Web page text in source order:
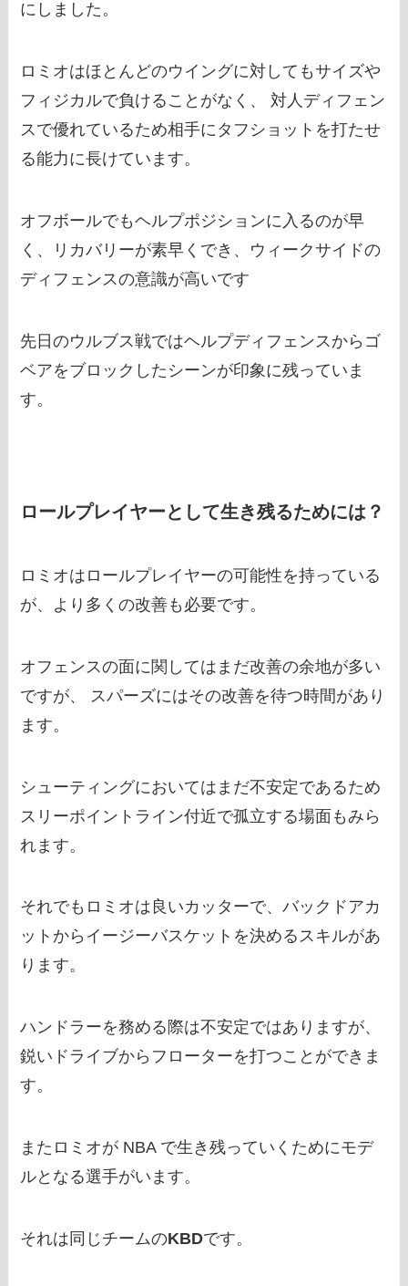
にしました。
ロミオはほとんどのウイングに対してもサイズや
フィジカルで負けることがなく、 対人ディフェン
スで優れているため相手にタフショットを打たせ
る能力に長けています。
オフボールでもヘルプポジションに入るのが早
く、リカバリーが素早くでき、ウィークサイドの
ディフェンスの意識が高いです
先日のウルブス戦ではヘルプディフェンスからゴ
ベアをブロックしたシーンが印象に残っていま
す。
ロールプレイヤーとして生き残るためには？
ロミオはロールプレイヤーの可能性を持っている
が、より多くの改善も必要です。
オフェンスの面に関してはまだ改善の余地が多い
ですが、 スパーズにはその改善を待つ時間があり
ます。
シューティングにおいてはまだ不安定であるため
スリーポイントライン付近で孤立する場面もみら
れます。
それでもロミオは良いカッターで、バックドアカ
ットからイージーバスケットを決めるスキルがあ
ります。
ハンドラーを務める際は不安定ではありますが、
鋭いドライブからフローターを打つことができま
す。
またロミオが NBA で生き残っていくためにモデ
ルとなる選手がいます。
それは同じチームのKBDです。